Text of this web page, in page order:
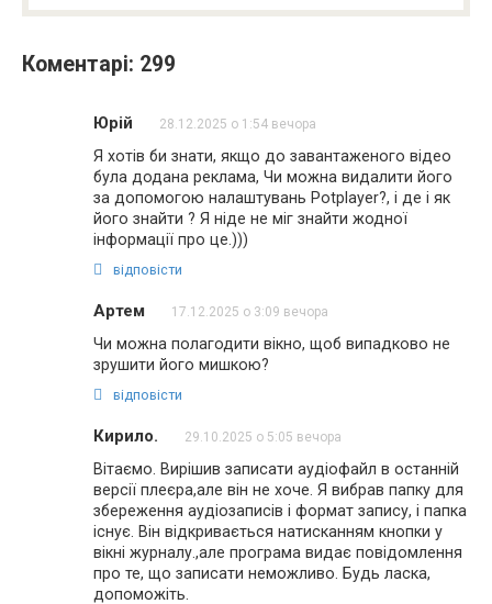
Коментарі: 299
Юрій 28.12.2025 о 1:54 вечора
Я хотів би знати, якщо до завантаженого відео
була додана реклама, Чи можна видалити його
за допомогою налаштувань Potplayer?, і де і як
його знайти ? Я ніде не міг знайти жодної
інформації про це.)))
відповісти
Артем 17.12.2025 о 3:09 вечора
Чи можна полагодити вікно, щоб випадково не
зрушити його мишкою?
відповісти
Кирило. 29.10.2025 о 5:05 вечора
Вітаємо. Вирішив записати аудіофайл в останній
версії плеєра,але він не хоче. Я вибрав папку для
збереження аудіозаписів і формат запису, і папка
існує. Він відкривається натисканням кнопки у
вікні журналу.,але програма видає повідомлення
про те, що записати неможливо. Будь ласка,
допоможіть.